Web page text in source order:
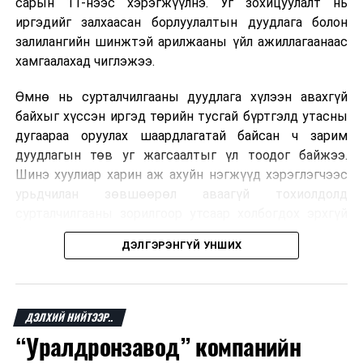
Харин Дэлхийн шингэрүүлсэн хийн холбооны
халаагуурт шилжихтэй холбоотойгоор иргэдэд
мэдлэг, мэдээлэл олгох сургалтыг явуулах нь зүйтэй.
сарын 11-нээс хэрэгжүүлнэ. Уг зохицуулалт нь
иргэдийг залхаасан борлуулалтын дуудлага болон
залилангийн шинжтэй арилжааны үйл ажиллагаанаас
хамгаалахад чиглэжээ.
Өмнө нь сурталчилгааны дуудлага хүлээн авахгүй
байхыг хүссэн иргэд төрийн тусгай бүртгэлд утасны
дугаараа оруулах шаардлагатай байсан ч зарим
дуудлагын төв уг жагсаалтыг үл тоодог байжээ.
Шинэ хуулиар харин аж ахуйн нэгжүүд хэрэглэгчээс
урьдчилан зөвшөөрөл аваагүй тохиолдолд
болно. Иргэн өгсөн зөвшөөрлөө хүссэн үедээ цуцлах
Францын эрх баригчдын тооцоолсноор тус улсын
иргэдийн дөрөвний гурав орчим нь долоо хоног бүр
дор хаяж нэг удаа хүсээгүй сурталчилгааны дуудлага
хүлээн авдаг бөгөөд олон хүн үүнээс ч олон
ДЭЛГЭРЭНГҮЙ УНШИХ
ДЭЛХИЙ НИЙТЭЭР..
“Уралдронзавод” компанийн